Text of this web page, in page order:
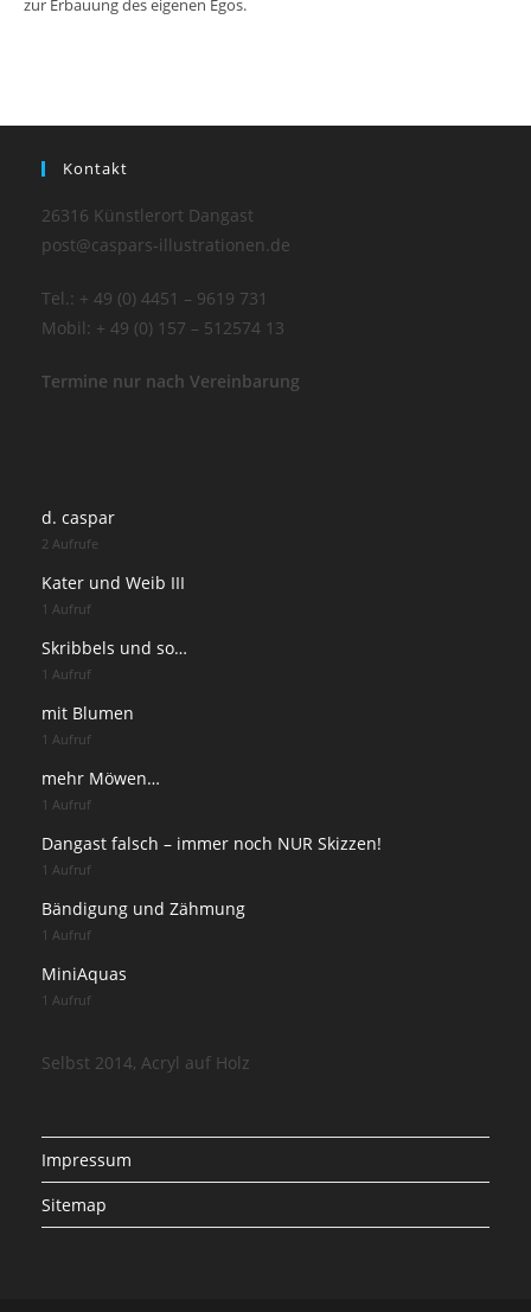
zur Erbauung des eigenen Egos.
Kontakt
26316 Künstlerort Dangast
post@caspars-illustrationen.de
Tel.: + 49 (0) 4451 – 9619 731
Mobil: + 49 (0) 157 – 512574 13
Termine nur nach Vereinbarung
d. caspar
2 Aufrufe
Kater und Weib III
1 Aufruf
Skribbels und so…
1 Aufruf
mit Blumen
1 Aufruf
mehr Möwen…
1 Aufruf
Dangast falsch – immer noch NUR Skizzen!
1 Aufruf
Bändigung und Zähmung
1 Aufruf
MiniAquas
1 Aufruf
Selbst 2014, Acryl auf Holz
Impressum
Sitemap